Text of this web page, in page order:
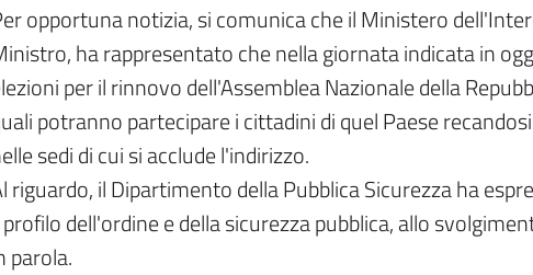
opportuna notizia, si comunica che il Ministero
ha rappresentato che nella giornata indicata in
per il rinnovo dell'Assemblea Nazionale della
potranno partecipare i cittadini di quel Paese
sedi di cui si acclude l'indirizzo.
riguardo, il Dipartimento della Pubblica Sicurezza ha
dell'ordine e della sicurezza pubblica, allo
parola.